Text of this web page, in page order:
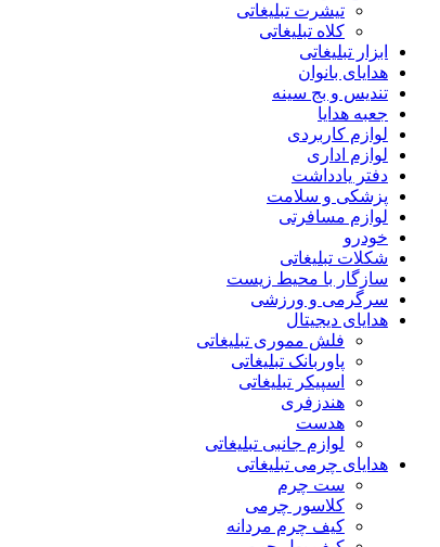
تیشرت تبلیغاتی
کلاه تبلیغاتی
ابزار تبلیغاتی
هدایای بانوان
تندیس و بج سینه
جعبه هدایا
لوازم کاربردی
لوازم اداری
دفتر یادداشت
پزشکی و سلامت
لوازم مسافرتی
خودرو
شکلات تبلیغاتی
سازگار با محیط زیست
سرگرمی و ورزشی
هدایای دیجیتال
فلش مموری تبلیغاتی
پاوربانک تبلیغاتی
اسپیکر تبلیغاتی
هندزفری
هدست
لوازم جانبی تبلیغاتی
هدایای چرمی تبلیغاتی
ست چرم
کلاسور چرمی
کیف چرم مردانه